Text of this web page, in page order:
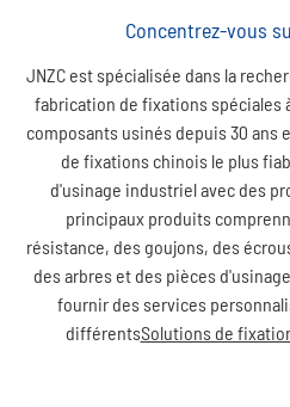
Concentrez-vous
JNZC est spécialisée dans la
fabrication de fixations spéciales
composants usinés depuis 30
de fixations chinois le plus
d'usinage industriel avec des
principaux produits
résistance, des goujons, des
des arbres et des pièces
fournir des services
différentsSolutions de